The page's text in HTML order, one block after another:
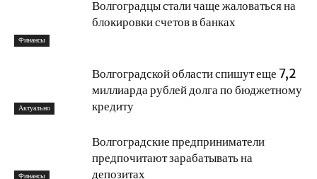
Финансы
Волгоградцы стали чаще жаловаться на
блокировки счетов в банках
Актуально
Волгоградской области спишут еще 7,2
миллиарда рублей долга по бюджетному
кредиту
Финансы
Волгоградские предприниматели
предпочитают зарабатывать на
депозитах